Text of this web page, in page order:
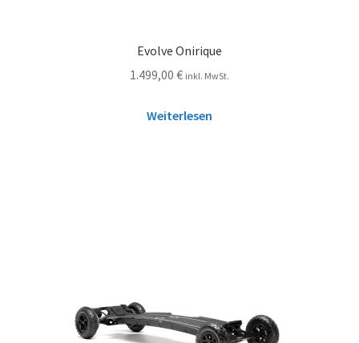
Evolve Onirique
1.499,00 € inkl. MwSt.
Weiterlesen